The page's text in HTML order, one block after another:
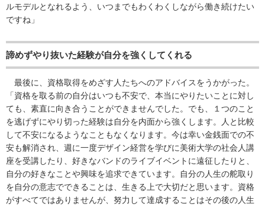
ルモデルとなれるよう、いつまでもわくわくしながら働き続けたい
ですね」
諦めずやり抜いた経験が自分を強くしてくれる
最後に、資格取得をめざす人たちへのアドバイスをうかがった。
「資格を取る前の自分はいつも不安で、本当にやりたいことに対し
ても、素直に向き合うことができませんでした。でも、１つのこと
を逃げずにやり切った経験は自分を内面から強くします。人と比較
して不安になるようなこともなくなります。今は幸い金銭面での不
安も解消され、週に一度デザイン経営を学びに美術大学の社会人講
座を受講したり、好きなバンドのライブイベントに遠征したりと、
自分の好きなことや興味を追求できています。自分の人生の舵取り
を自分の意志でできることは、生きる上で大切だと思います。資格
がすべてではありませんが、努力して達成することはその後の人生